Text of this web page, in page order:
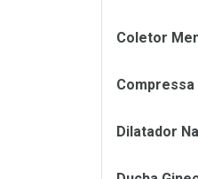
Coletor
Compressa
Dilatador